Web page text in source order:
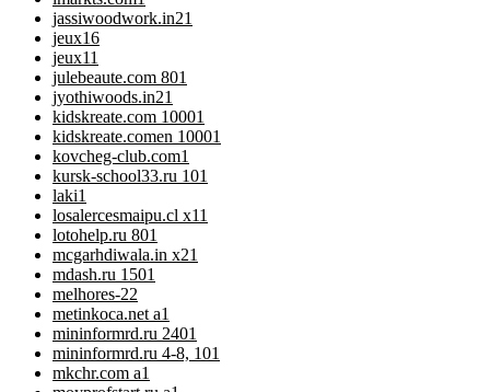
jassiwoodwork.in21
jeux16
jeux11
julebeaute.com 801
jyothiwoods.in21
kidskreate.com 10001
kidskreate.comen 10001
kovcheg-club.com1
kursk-school33.ru 101
laki1
losalercesmaipu.cl x11
lotohelp.ru 801
mcgarhdiwala.in x21
mdash.ru 1501
melhores-22
metinkoca.net a1
mininformrd.ru 2401
mininformrd.ru 4-8, 101
mkchr.com a1